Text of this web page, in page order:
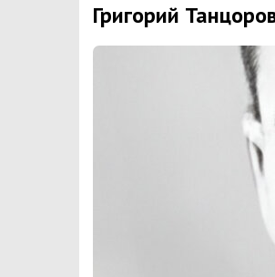
Григорий